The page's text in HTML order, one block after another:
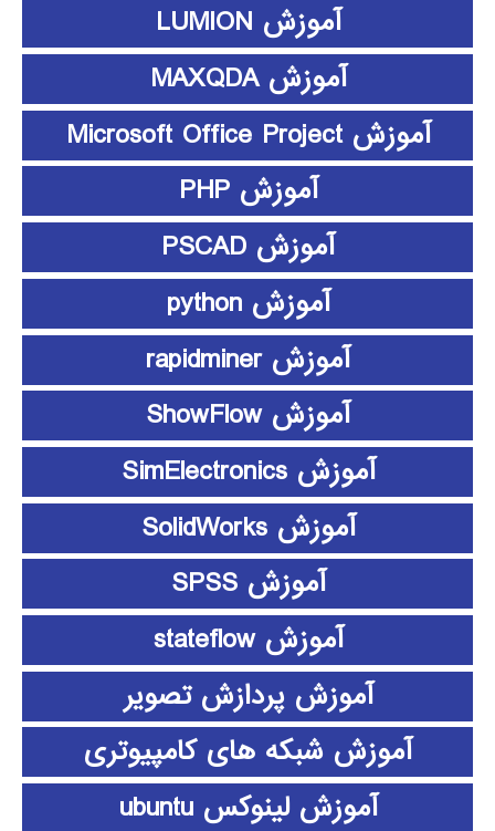
آموزش LUMION
آموزش MAXQDA
آموزش Microsoft Office Project
آموزش PHP
آموزش PSCAD
آموزش python
آموزش rapidminer
آموزش ShowFlow
آموزش SimElectronics
آموزش SolidWorks
آموزش SPSS
آموزش stateflow
آموزش پردازش تصویر
آموزش شبکه های کامپیوتری
آموزش لینوکس ubuntu